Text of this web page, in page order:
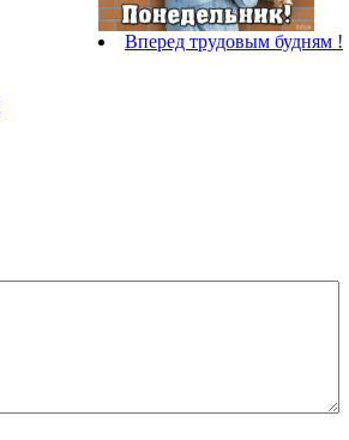
Вперед трудовым будням !